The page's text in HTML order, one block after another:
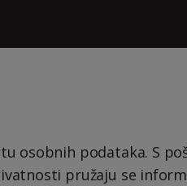
osobnih podataka. S
pružaju se